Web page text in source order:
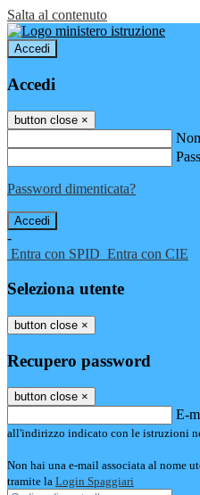
Salta al contenuto
Accedi
Accedi
button close ×
Password dimenticata?
-
Entra con SPID Entra con CIE
Seleziona utente
button close ×
Recupero password
button close ×
E-
all'indirizzo indicato con le istruzioni
Non hai una e-mail associata al nome
tramite la Login Spaggiari